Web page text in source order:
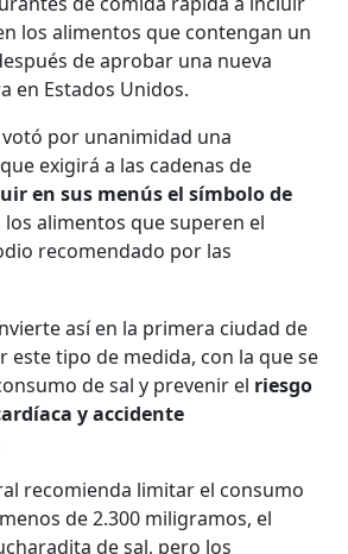
los alimentos que contengan un
de aprobar una nueva
en Estados Unidos.
votó por unanimidad una
exigirá a las cadenas de
en sus menús el símbolo de
los alimentos que superen el
recomendado por las
así en la primera ciudad de
este tipo de medida, con la que se
de sal y prevenir el riesgo
y accidente
recomienda limitar el consumo
de 2.300 miligramos, el
de sal, pero los